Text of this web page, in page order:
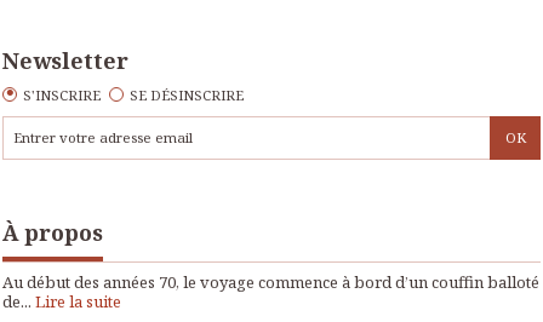
Newsletter
S'INSCRIRE SE DÉSINSCRIRE
À propos
Au début des années 70, le voyage commence à bord d’un couffin balloté
de... Lire la suite